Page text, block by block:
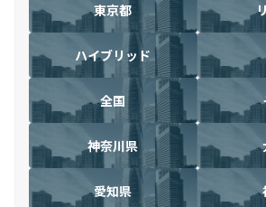
東京都
ハイブリッド
全国
神奈川県
愛知県